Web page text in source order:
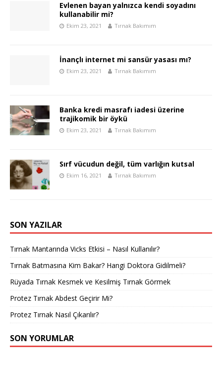
Evlenen bayan yalnızca kendi soyadını
kullanabilir mi?
Ekim 23, 2021 Tırnak Bakımım
İnançlı internet mi sansür yasası mı?
Ekim 23, 2021 Tırnak Bakımım
Banka kredi masrafı iadesi üzerine
trajikomik bir öykü
Ekim 23, 2021 Tırnak Bakımım
Sırf vücudun değil, tüm varlığın kutsal
Ekim 16, 2021 Tırnak Bakımım
SON YAZILAR
Tırnak Mantarında Vicks Etkisi – Nasıl Kullanılır?
Tırnak Batmasına Kim Bakar? Hangi Doktora Gidilmeli?
Rüyada Tırnak Kesmek ve Kesilmiş Tırnak Görmek
Protez Tırnak Abdest Geçirir Mi?
Protez Tırnak Nasıl Çıkarılır?
SON YORUMLAR